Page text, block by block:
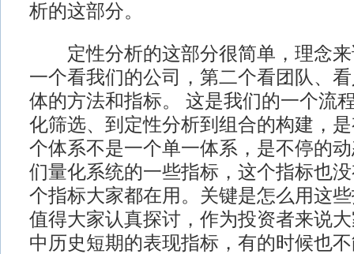
析的这部分。
定性分析的这部分很简单，理念来
一个看我们的公司，第二个看团队、
体的方法和指标。 这是我们的一个流
化筛选、到定性分析到组合的构建，
个体系不是一个单一体系，是不停的
们量化系统的一些指标，这个指标也
个指标大家都在用。关键是怎么用这
值得大家认真探讨，作为投资者来说
中历史短期的表现指标，有的时候也